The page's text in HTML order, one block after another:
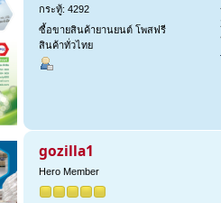
กระทู้: 4292
ซื้อขายสินค้ายานยนต์ โพสฟรี
สินค้าทั่วไทย
gozilla1
Hero Member